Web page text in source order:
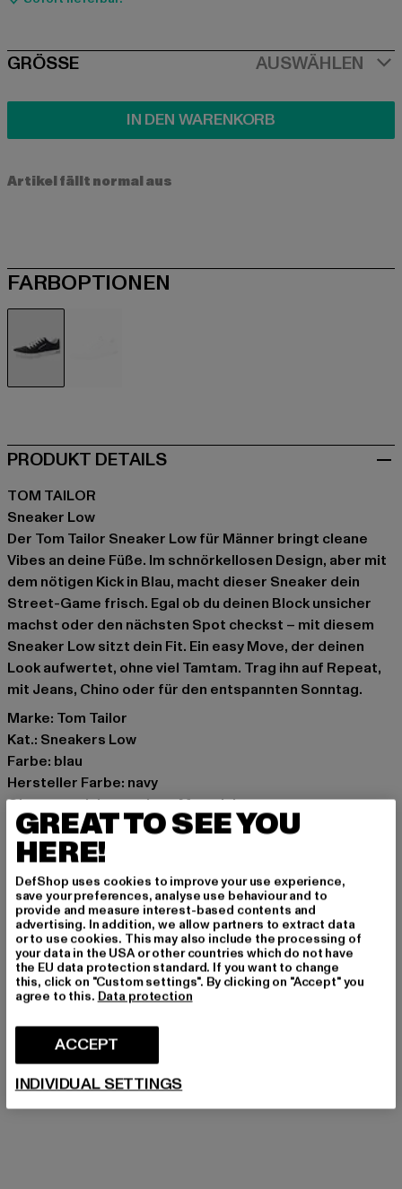
SIZE
GRÖSSE AUSWÄHLEN
IN DEN WARENKORB
Artikel fällt normal aus
FARBOPTIONEN
PRODUKT DETAILS
TOM TAILOR
Sneaker Low
Der Tom Tailor Sneaker Low für Männer bringt cleane
Vibes an deine Füße. Im schnörkellosen Design, aber mit
dem nötigen Kick in Blau, macht dieser Sneaker dein
Street-Game frisch. Egal ob du deinen Block unsicher
machst oder den nächsten Spot checkst – mit diesem
Sneaker Low sitzt dein Fit. Ein easy Move, der deinen
Look aufwertet, ohne viel Tamtam. Trag ihn auf Repeat,
mit Jeans, Chino oder für den entspannten Sonntag.
Marke: Tom Tailor
Kat.: Sneakers Low
Farbe: blau
Hersteller Farbe: navy
Obermaterial: sonstiges Material
Innenfutter: Textil
Art.Nr: 5380320001-00155
Hersteller: Supremo Shoes & Boots GmbH |
info@supremo-shoes.de
Blocksbergstraße 174 | 66955 Pirmasens | DE
GRÖSSE & PASSFORM
PFLEGEHINWEISE
LIEFERUNG & RÜCKGABE
GREAT TO SEE YOU
HERE!
DefShop uses cookies to improve your use experience,
save your preferences, analyse use behaviour and to
provide and measure interest-based contents and
advertising. In addition, we allow partners to extract data
or to use cookies. This may also include the processing of
your data in the USA or other countries which do not have
the EU data protection standard. If you want to change
this, click on "Custom settings". By clicking on "Accept" you
agree to this. Data protection
ACCEPT
INDIVIDUAL SETTINGS